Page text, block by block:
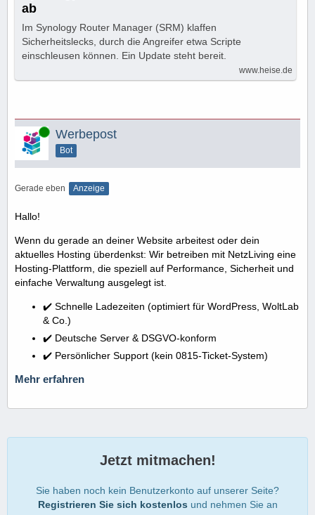
ab
Im Synology Router Manager (SRM) klaffen
Sicherheitslecks, durch die Angreifer etwa Scripte
einschleusen können. Ein Update steht bereit.
www.heise.de
Online Werbepost
Bot
Gerade eben Anzeige
Hallo!
Wenn du gerade an deiner Website arbeitest oder dein
aktuelles Hosting überdenkst: Wir betreiben mit NetzLiving eine
Hosting-Plattform, die speziell auf Performance, Sicherheit und
einfache Verwaltung ausgelegt ist.
✔️ Schnelle Ladezeiten (optimiert für WordPress, WoltLab
& Co.)
✔️ Deutsche Server & DSGVO-konform
✔️ Persönlicher Support (kein 0815-Ticket-System)
Mehr erfahren
Jetzt mitmachen!
Sie haben noch kein Benutzerkonto auf unserer Seite?
Registrieren Sie sich kostenlos und nehmen Sie an